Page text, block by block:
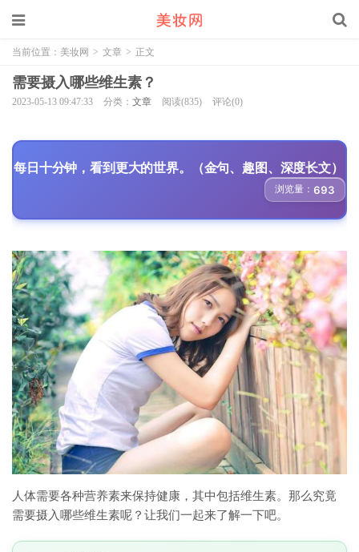
当前位置： 美妆网 > 文章 > 正文
需要摄入哪些维生素？
2023-05-13 09:47:33 分类： 文章 阅读(835) 评论(0)
每日十分钟，看到更大的世界。（金句、趣图、深度长文）
浏览量： 693
人体需要各种营养素来保持健康，其中包括维生素。那么究竟
需要摄入哪些维生素呢？让我们一起来了解一下吧。